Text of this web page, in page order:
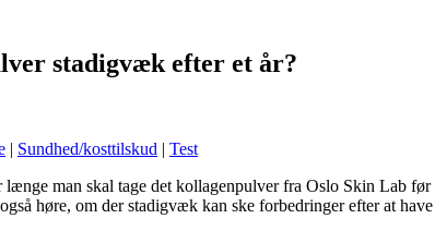
stadigvæk efter et år?
| Sundhed/kosttilskud | Test
man skal tage det kollagenpulver fra Oslo Skin Lab
høre, om der stadigvæk kan ske forbedringer efter at